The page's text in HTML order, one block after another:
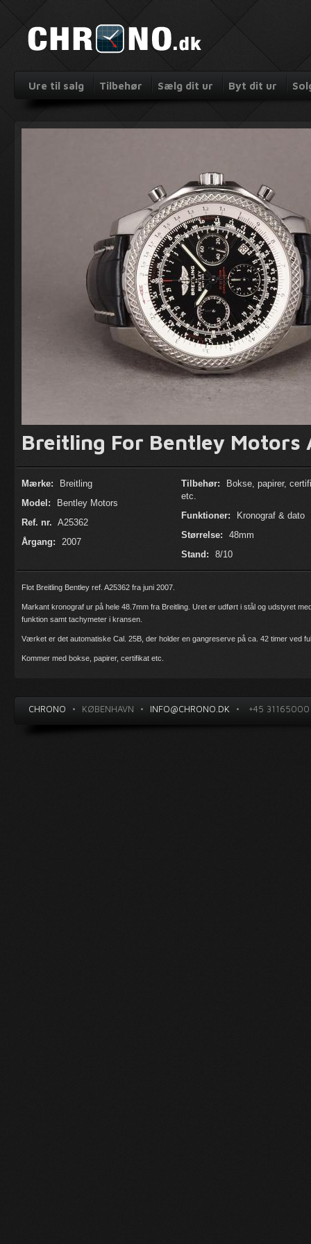
Ure til salg Tilbehør Sælg dit ur Byt dit ur
Breitling For Bentley Motors
Mærke:
Breitling
Model:
Bentley Motors
Ref. nr. A25362
Årgang:
2007
Tilbehør:
Bokse, papirer,
etc.
Funktioner:
Kronograf & dato
Størrelse:
48mm
Stand:
8/10
Flot Breitling Bentley ref. A25362 fra juni 2007.
Markant kronograf ur på hele 48.7mm fra Breitling. Uret er udført i stål og udstyret
funktion samt tachymeter i kransen.
Værket er det automatiske Cal. 25B, der holder en gangreserve på ca. 42 timer ved
Kommer med bokse, papirer, certifikat etc.
CHRONO • KØBENHAVN • INFO@CHRONO.DK • +45 31165000